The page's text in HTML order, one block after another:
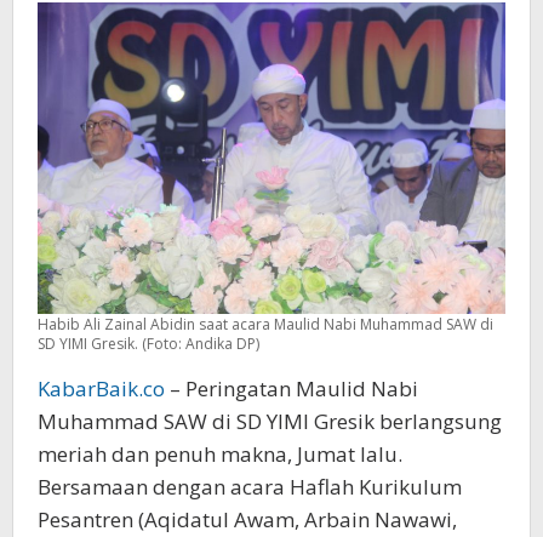
Nabi
di
SD
YIMI
Gresik
Habib Ali Zainal Abidin saat acara Maulid Nabi Muhammad SAW di
SD YIMI Gresik. (Foto: Andika DP)
KabarBaik.co – Peringatan Maulid Nabi
Muhammad SAW di SD YIMI Gresik berlangsung
meriah dan penuh makna, Jumat lalu.
Bersamaan dengan acara Haflah Kurikulum
Pesantren (Aqidatul Awam, Arbain Nawawi,